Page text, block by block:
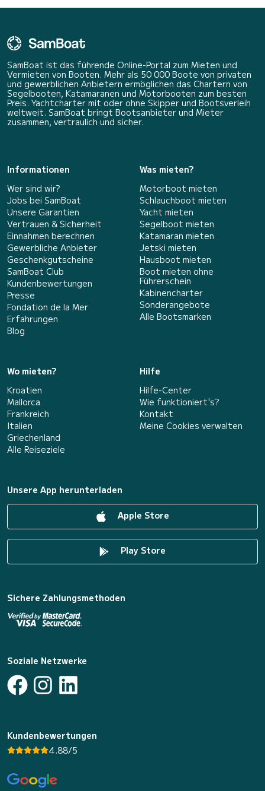
SamBoat ist das führende Online-Portal zum Mieten und
Vermieten von Booten. Mehr als 50 000 Boote von privaten
und gewerblichen Anbietern ermöglichen das Chartern von
Segelbooten, Katamaranen und Motorbooten zum besten
Preis. Yachtcharter mit oder ohne Skipper und Bootsverleih
weltweit. SamBoat bringt Bootsanbieter und Mieter
zusammen, vertraulich und sicher.
Informationen
Wer sind wir?
Jobs bei SamBoat
Unsere Garantien
Vertrauen & Sicherheit
Einnahmen berechnen
Gewerbliche Anbieter
Geschenkgutscheine
SamBoat Club
Kundenbewertungen
Presse
Fondation de la Mer
Erfahrungen
Blog
Was mieten?
Motorboot mieten
Schlauchboot mieten
Yacht mieten
Segelboot mieten
Katamaran mieten
Jetski mieten
Hausboot mieten
Boot mieten ohne
Führerschein
Kabinencharter
Sonderangebote
Alle Bootsmarken
Wo mieten?
Kroatien
Mallorca
Frankreich
Italien
Griechenland
Alle Reiseziele
Hilfe
Hilfe-Center
Wie funktioniert's?
Kontakt
Meine Cookies verwalten
Unsere App herunterladen
Apple Store
Play Store
Sichere Zahlungsmethoden
Soziale Netzwerke
Kundenbewertungen
4.88/5